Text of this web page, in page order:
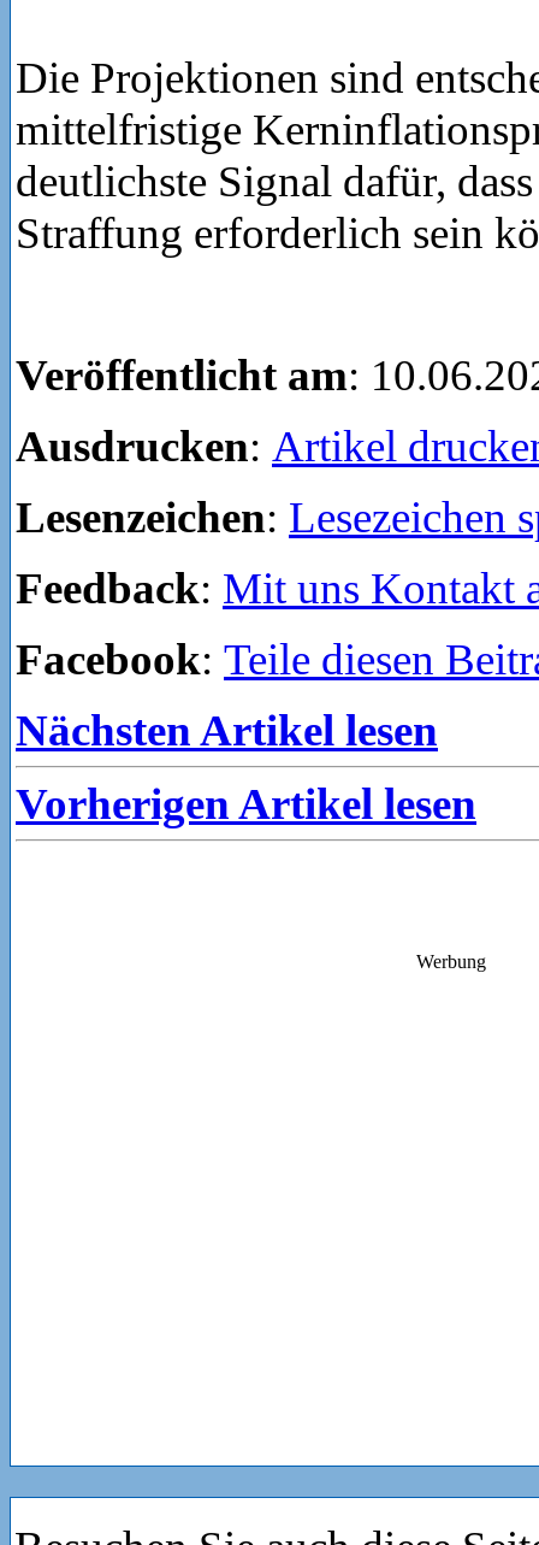
Die Projektionen sind
mittelfristige
deutlichste Signal dafür,
Straffung erforderlich sein
Veröffentlicht am:
Ausdrucken: Artikel
Lesenzeichen: Lesezeichen
Feedback: Mit uns Kontakt
Facebook: Teile diesen
Nächsten Artikel lesen
Vorherigen Artikel lesen
Werbung